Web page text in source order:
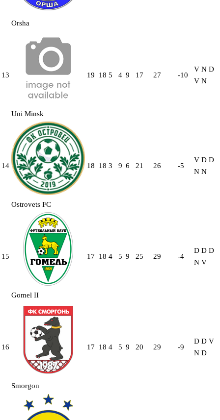
Orsha
13
Uni Minsk
19 18 5 4 9 17 27 -10
V N D
V N
14
Ostrovets FC
18 18 3 9 6 21 26 -5
V D D
N N
15
Gomel II
17 18 4 5 9 25 29 -4
D D D
N V
16
Smorgon
17 18 4 5 9 20 29 -9
D D V
N D